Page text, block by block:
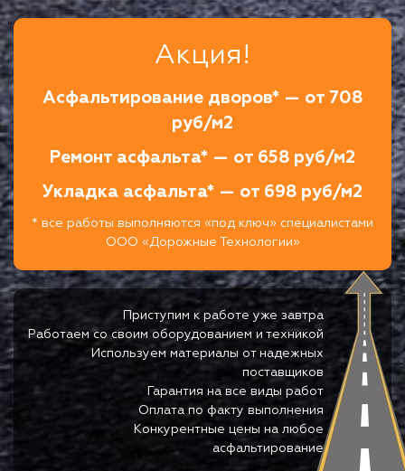
Акция!
Асфальтирование дворов* — от 708
руб/м2
Ремонт асфальта* — от 658 руб/м2
Укладка асфальта* — от 698 руб/м2
* все работы выполняются «под ключ» специалистами
ООО «Дорожные Технологии»
Приступим к работе уже завтра
Работаем со своим оборудованием и техникой
Используем материалы от надежных
поставщиков
Гарантия на все виды работ
Оплата по факту выполнения
Конкурентные цены на любое
асфальтирование